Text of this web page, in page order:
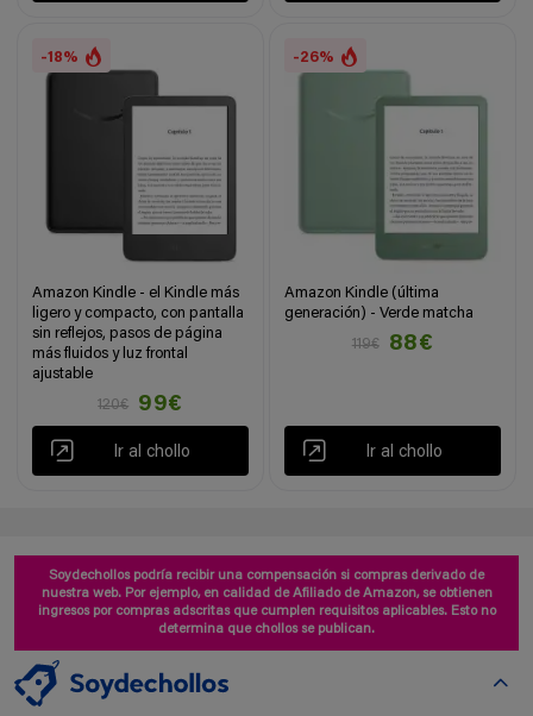
-18%
Amazon Kindle - el Kindle más
ligero y compacto, con pantalla
sin reflejos, pasos de página
más fluidos y luz frontal
ajustable
120€
99€
Ir al chollo
-26%
Amazon Kindle (última
generación) - Verde matcha
119€
88€
Ir al chollo
Soydechollos podría recibir una compensación si compras derivado de
nuestra web. Por ejemplo, en calidad de Afiliado de Amazon, se obtienen
ingresos por compras adscritas que cumplen requisitos aplicables. Esto no
determina que chollos se publican.